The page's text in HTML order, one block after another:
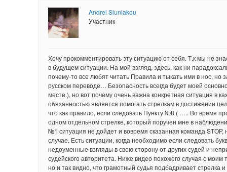
Andrei Siuniakou
Участник
Хочу прокомментировать эту ситуацию от себя. Т.к мы не
в будущем ситуации. На мой взгляд, здесь, как ни
почему-то все любят читать Правила и тыкать ими в нос,
русском переводе… Безопасность всегда будет моей
месте.), но вот почему очень важна конкретная ситуация
обязанностью является помогать стрелкам в достижении
что как правило, если следовать Пункту №8 ( ….. Во время
одном отдельном стрелке, который поручен мне в
№1 ситуация не дойдет и вовремя сказанная команда
случае. Есть ситуации, когда необходимо если следовать
недоуменные взгляды в свою сторону от других судей и
судейского авторитета. Ниже видео похожего случая с
но и так видно, что грамотный судья подбадривает стрелка